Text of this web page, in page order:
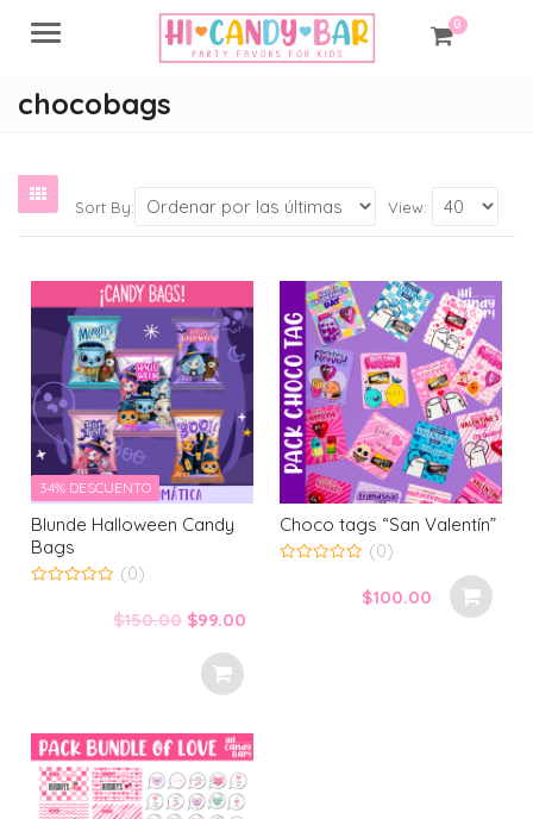
Menu 0
chocobags
Sort By: View:
34% DESCUENTO
Blunde Halloween Candy
Bags
(0)
$150.00 Original
was:
$99.00
Choco tags “San Valentín”
(0)
$100.00